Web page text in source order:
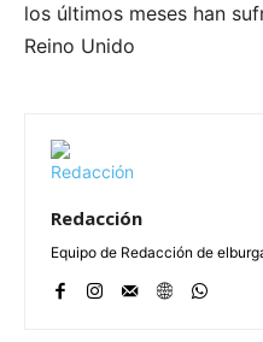
los últimos meses han
Reino Unido
Redacción
Equipo de Redacción de